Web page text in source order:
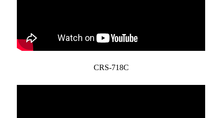
CRS-718C